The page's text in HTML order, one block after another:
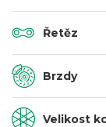
Řetěz
Brzdy
Velikost